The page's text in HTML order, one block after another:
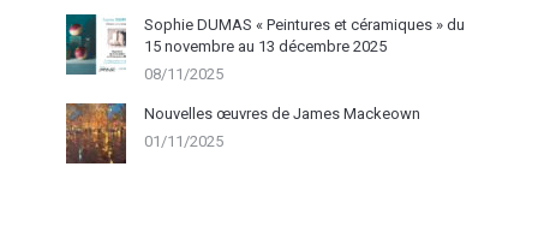
Sophie DUMAS « Peintures et céramiques » du
15 novembre au 13 décembre 2025
08/11/2025
Nouvelles œuvres de James Mackeown
01/11/2025